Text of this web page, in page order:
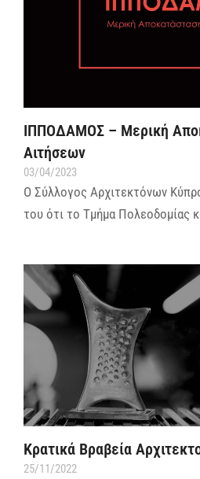
ΙΠΠΟΔΑΜΟΣ – Μερική
Aιτήσεων
03/04/2023
Ο Σύλλογος Αρχιτεκτόνων
του ότι το Τμήμα Πολεοδομίας
Κρατικά Βραβεία
25/11/2022